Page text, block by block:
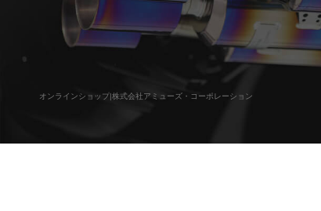
オンラインショップ|株式会社アミューズ・コーポレーション